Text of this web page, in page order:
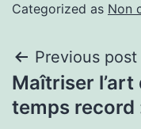
Categorized as Non
Previous post
Maîtriser
temps record